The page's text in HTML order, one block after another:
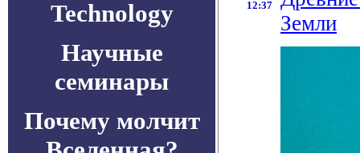
Technology
Научные
семинары
Почему молчит
12:37
Земли